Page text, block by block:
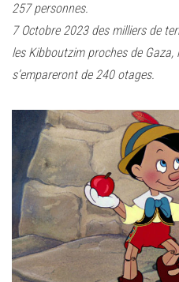
257 personnes.
7 Octobre 2023 des milliers de
les Kibboutzim proches de
s’empareront de 240 otages.